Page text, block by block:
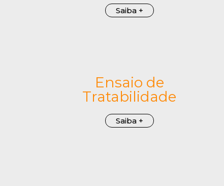
Saiba +
Ensaio de
Tratabilidade
Saiba +